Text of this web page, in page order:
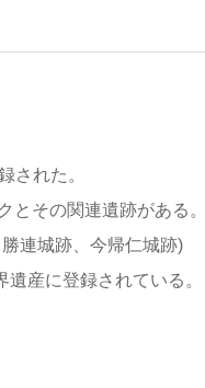
された。
その関連遺跡がある。
連城跡、今帰仁城跡)
産に登録されている。